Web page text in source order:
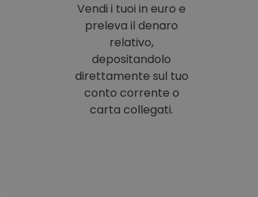
Vendi i tuoi in euro e
preleva il denaro
relativo,
depositandolo
direttamente sul tuo
conto corrente o
carta collegati.